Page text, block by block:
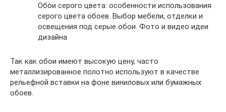
Обои серого цвета: особенности использования
серого цвета обоев. Выбор мебели, отделки и
освещения под серые обои. Фото и видео идеи
дизайна
Так как обои имеют высокую цену, часто
металлизированное полотно используют в качестве
рельефной вставки на фоне виниловых или бумажных
обоев.